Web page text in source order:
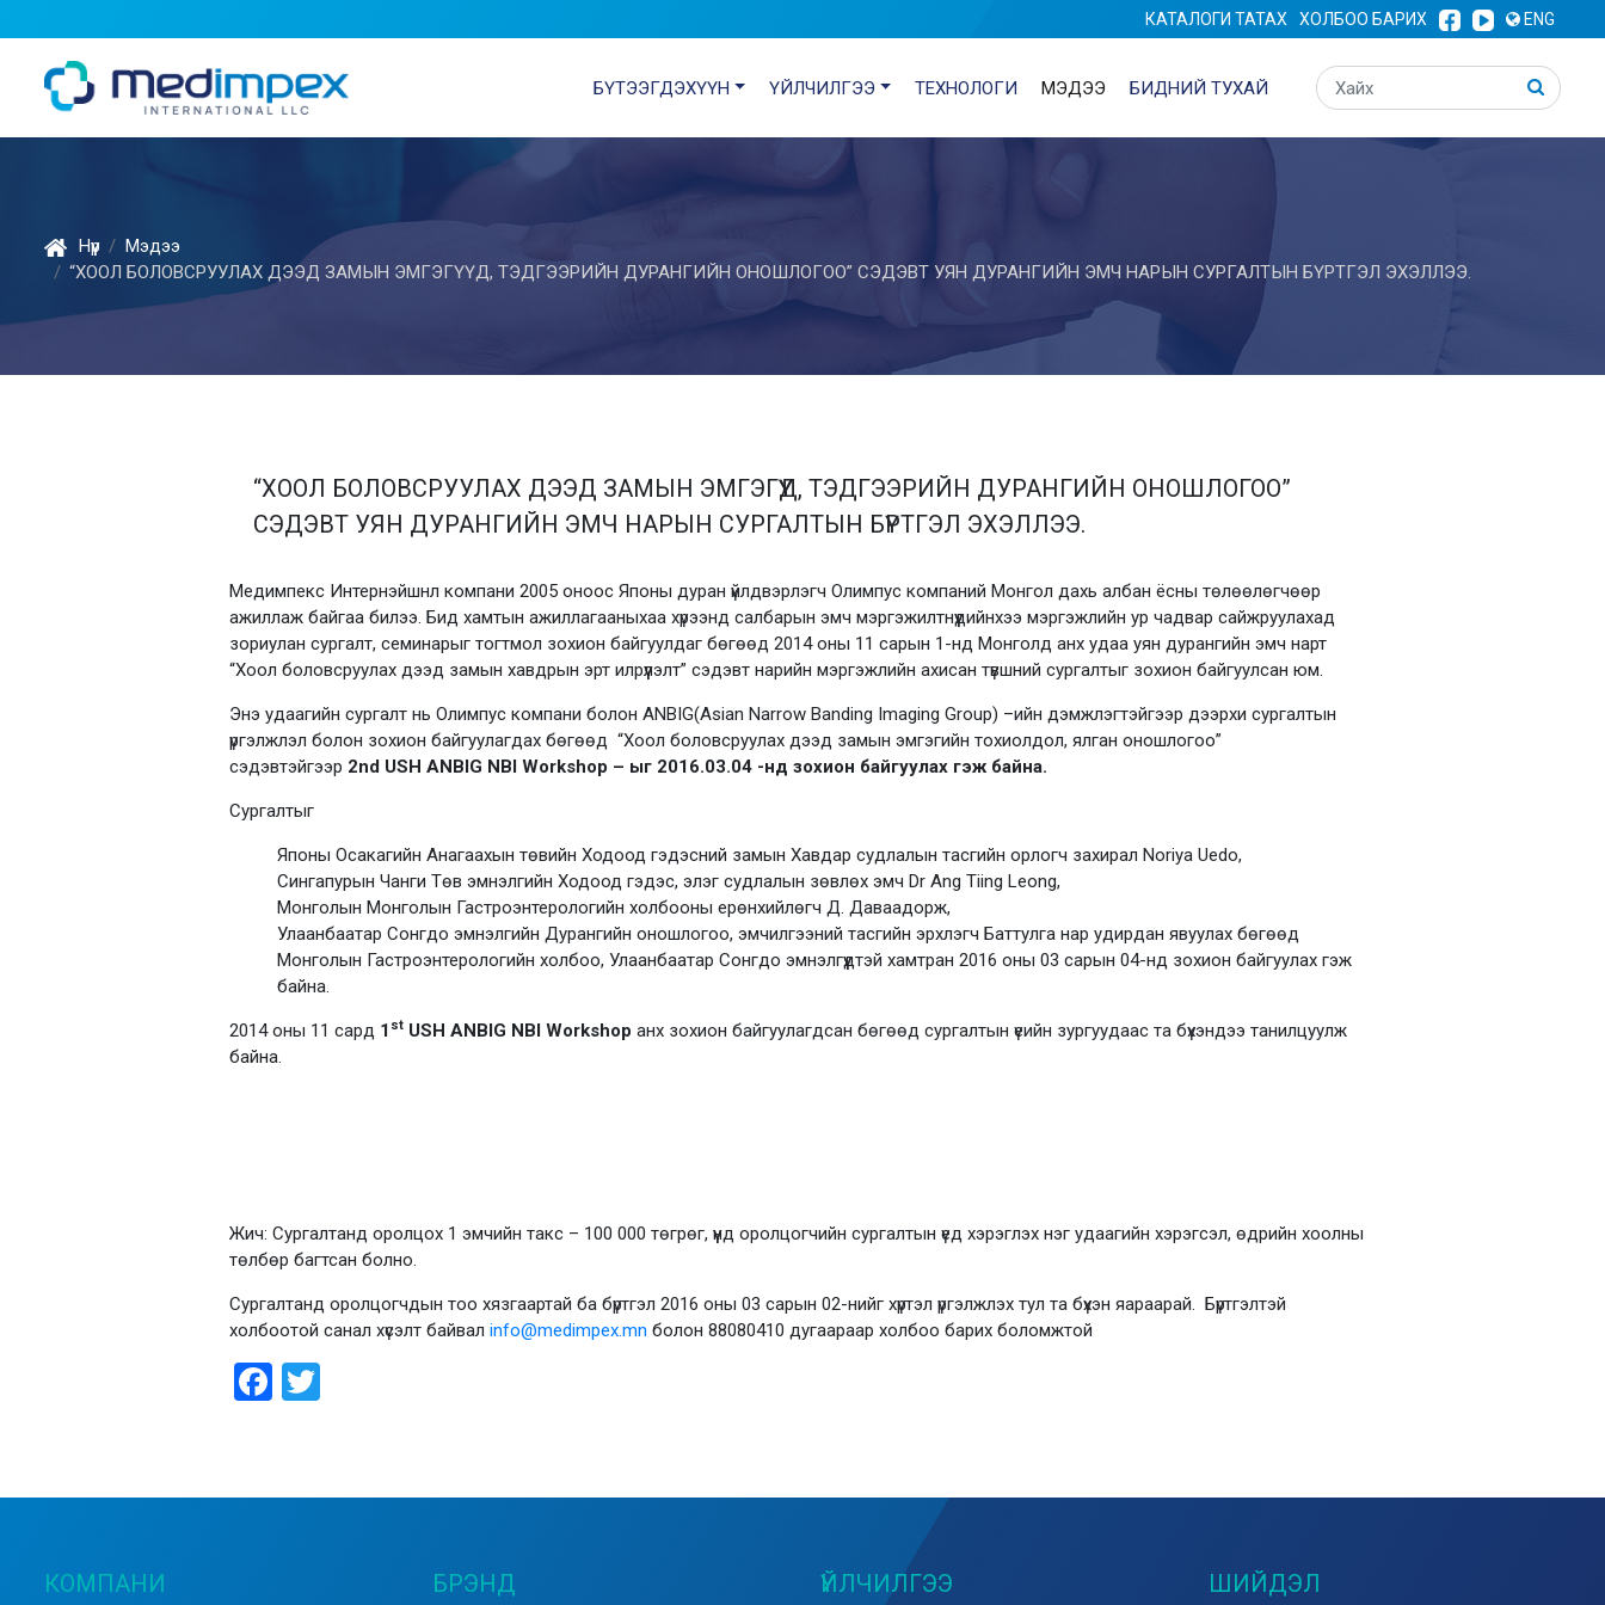
КАТАЛОГИ ТАТАХ ХОЛБОО БАРИХ ENG
БҮТЭЭГДЭХҮҮН ҮЙЛЧИЛГЭЭ ТЕХНОЛОГИ МЭДЭЭ БИДНИЙ ТУХАЙ
Нүүр
Мэдээ
“ХООЛ БОЛОВСРУУЛАХ ДЭЭД ЗАМЫН ЭМГЭГҮҮД, ТЭДГЭЭРИЙН ДУРАНГИЙН ОНОШЛОГОО” СЭДЭВТ УЯН ДУРАНГИЙН ЭМЧ НАРЫН СУРГАЛТЫН БҮРТГЭЛ ЭХЭЛЛЭЭ.
“ХООЛ БОЛОВСРУУЛАХ ДЭЭД ЗАМЫН ЭМГЭГҮҮД, ТЭДГЭЭРИЙН ДУРАНГИЙН ОНОШЛОГОО”
СЭДЭВТ УЯН ДУРАНГИЙН ЭМЧ НАРЫН СУРГАЛТЫН БҮРТГЭЛ ЭХЭЛЛЭЭ.
Медимпекс Интернэйшнл компани 2005 оноос Японы дуран үйлдвэрлэгч Олимпус компаний Монгол дахь албан ёсны төлөөлөгчөөр
ажиллаж байгаа билээ. Бид хамтын ажиллагааныхаа хүрээнд салбарын эмч мэргэжилтнүүдийнхээ мэргэжлийн ур чадвар сайжруулахад
зориулан сургалт, семинарыг тогтмол зохион байгуулдаг бөгөөд 2014 оны 11 сарын 1-нд Монголд анх удаа уян дурангийн эмч нарт
“Хоол боловсруулах дээд замын хавдрын эрт илрүүлэлт” сэдэвт нарийн мэргэжлийн ахисан түвшний сургалтыг зохион байгуулсан юм.
Энэ удаагийн сургалт нь Олимпус компани болон ANBIG(Asian Narrow Banding Imaging Group) –ийн дэмжлэгтэйгээр дээрхи сургалтын
үргэлжлэл болон зохион байгуулагдах бөгөөд “Хоол боловсруулах дээд замын эмгэгийн тохиолдол, ялган оношлогоо”
сэдэвтэйгээр 2nd USH ANBIG NBI Workshop – ыг 2016.03.04 -нд зохион байгуулах гэж байна.
Сургалтыг
Японы Осакагийн Анагаахын төвийн Ходоод гэдэсний замын Хавдар судлалын тасгийн орлогч захирал Noriya Uedo,
Сингапурын Чанги Төв эмнэлгийн Ходоод гэдэс, элэг судлалын зөвлөх эмч Dr Ang Tiing Leong,
Монголын Монголын Гастроэнтерологийн холбооны ерөнхийлөгч Д. Даваадорж,
Улаанбаатар Сонгдо эмнэлгийн Дурангийн оношлогоо, эмчилгээний тасгийн эрхлэгч Баттулга нар удирдан явуулах бөгөөд
Монголын Гастроэнтерологийн холбоо, Улаанбаатар Сонгдо эмнэлгүүдтэй хамтран 2016 оны 03 сарын 04-нд зохион байгуулах гэж
байна.
2014 оны 11 сард 1 st USH ANBIG NBI Workshop анх зохион байгуулагдсан бөгөөд сургалтын үеийн зургуудаас та бүхэндээ танилцуулж
байна.
Жич: Сургалтанд оролцох 1 эмчийн такс – 100 000 төгрөг, үүнд оролцогчийн сургалтын үед хэрэглэх нэг удаагийн хэрэгсэл, өдрийн хоолны
төлбөр багтсан болно.
Сургалтанд оролцогчдын тоо хязгаартай ба бүртгэл 2016 оны 03 сарын 02-нийг хүртэл үргэлжлэх тул та бүхэн яараарай. Бүртгэлтэй
холбоотой санал хүсэлт байвал info@medimpex.mn болон 88080410 дугаараар холбоо барих боломжтой
Facebook
КОМПАНИ БРЭНД ҮЙЛЧИЛГЭЭ ШИЙДЭЛ